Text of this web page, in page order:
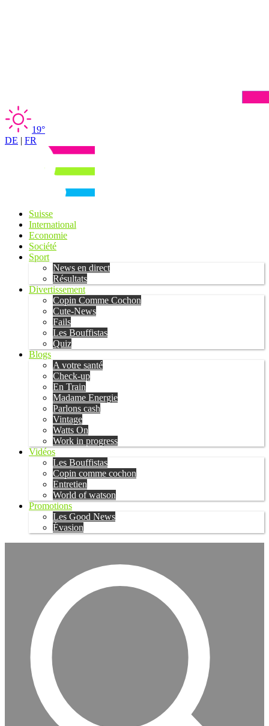
19°
DE | FR
Suisse
International
Economie
Société
Sport
News en direct
Résultats
Divertissement
Copin Comme Cochon
Cute-News
Fails
Les Bouffistas
Quiz
Blogs
A votre santé
Check-up
En Train
Madame Energie
Parlons cash
Vintage
Watts On
Work in progress
Vidéos
Les Bouffistas
Copin comme cochon
Entretien
World of watson
Promotions
Les Good News
Évasion